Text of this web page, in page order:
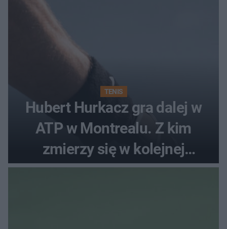
TENIS
Hubert Hurkacz gra dalej w
ATP w Montrealu. Z kim
zmierzy się w kolejnej
rundzie?